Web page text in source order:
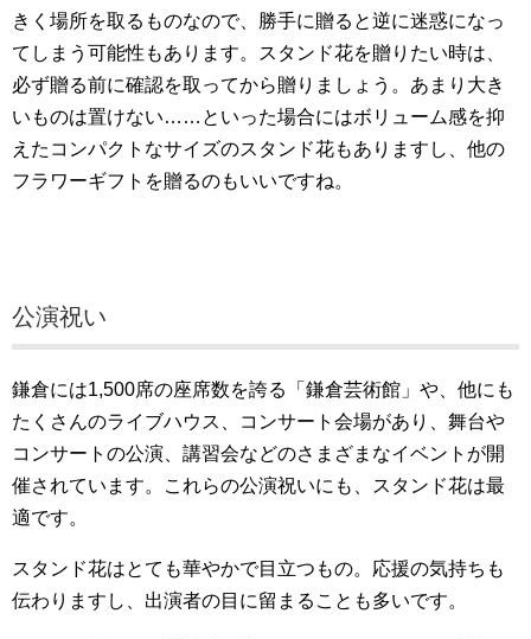
きく場所を取るものなので、勝手に贈ると逆に迷惑になっ
てしまう可能性もあります。スタンド花を贈りたい時は、
必ず贈る前に確認を取ってから贈りましょう。あまり大き
いものは置けない……といった場合にはボリューム感を抑
えたコンパクトなサイズのスタンド花もありますし、他の
フラワーギフトを贈るのもいいですね。
公演祝い
鎌倉には1,500席の座席数を誇る「鎌倉芸術館」や、他にも
たくさんのライブハウス、コンサート会場があり、舞台や
コンサートの公演、講習会などのさまざまなイベントが開
催されています。これらの公演祝いにも、スタンド花は最
適です。
スタンド花はとても華やかで目立つもの。応援の気持ちも
伝わりますし、出演者の目に留まることも多いです。